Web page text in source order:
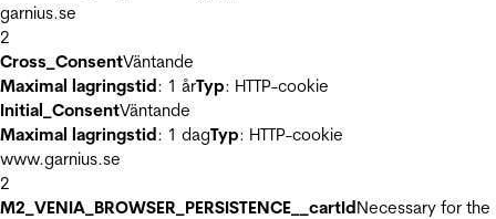
garnius.se
2
Cross_ConsentVäntande
Maximal lagringstid: 1 årTyp: HTTP-cookie
Initial_ConsentVäntande
Maximal lagringstid: 1 dagTyp: HTTP-cookie
www.garnius.se
2
M2_VENIA_BROWSER_PERSISTENCE__cartIdNecessary for the